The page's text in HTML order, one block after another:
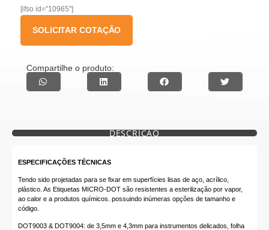
[ifso id="10965"]
SOLICITAR COTAÇÃO
Compartilhe o produto:
DESCRIÇÃO
ESPECIFICAÇÕES TÉCNICAS
Tendo sido projetadas para se fixar em superfícies lisas de aço, acrílico,
plástico. As Etiquetas MICRO-DOT são resistentes a esterilização por vapor,
ao calor e a produtos químicos. possuindo inúmeras opções de tamanho e
código.
DOT9003 & DOT9004: de 3,5mm e 4,3mm para instrumentos delicados, folha